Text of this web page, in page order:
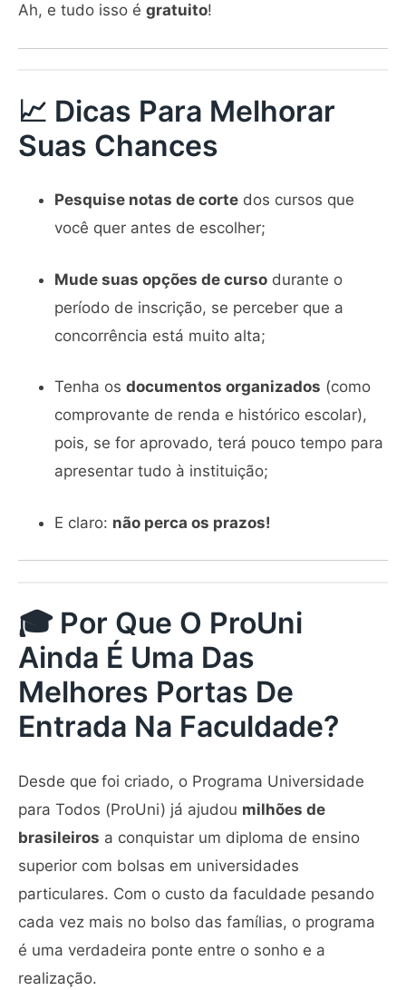
Ah, e tudo isso é gratuito!
📈 Dicas Para Melhorar
Suas Chances
Pesquise notas de corte dos cursos que
você quer antes de escolher;
Mude suas opções de curso durante o
período de inscrição, se perceber que a
concorrência está muito alta;
Tenha os documentos organizados (como
comprovante de renda e histórico escolar),
pois, se for aprovado, terá pouco tempo para
apresentar tudo à instituição;
E claro: não perca os prazos!
🎓 Por Que O ProUni
Ainda É Uma Das
Melhores Portas De
Entrada Na Faculdade?
Desde que foi criado, o Programa Universidade
para Todos (ProUni) já ajudou milhões de
brasileiros a conquistar um diploma de ensino
superior com bolsas em universidades
particulares. Com o custo da faculdade pesando
cada vez mais no bolso das famílias, o programa
é uma verdadeira ponte entre o sonho e a
realização.